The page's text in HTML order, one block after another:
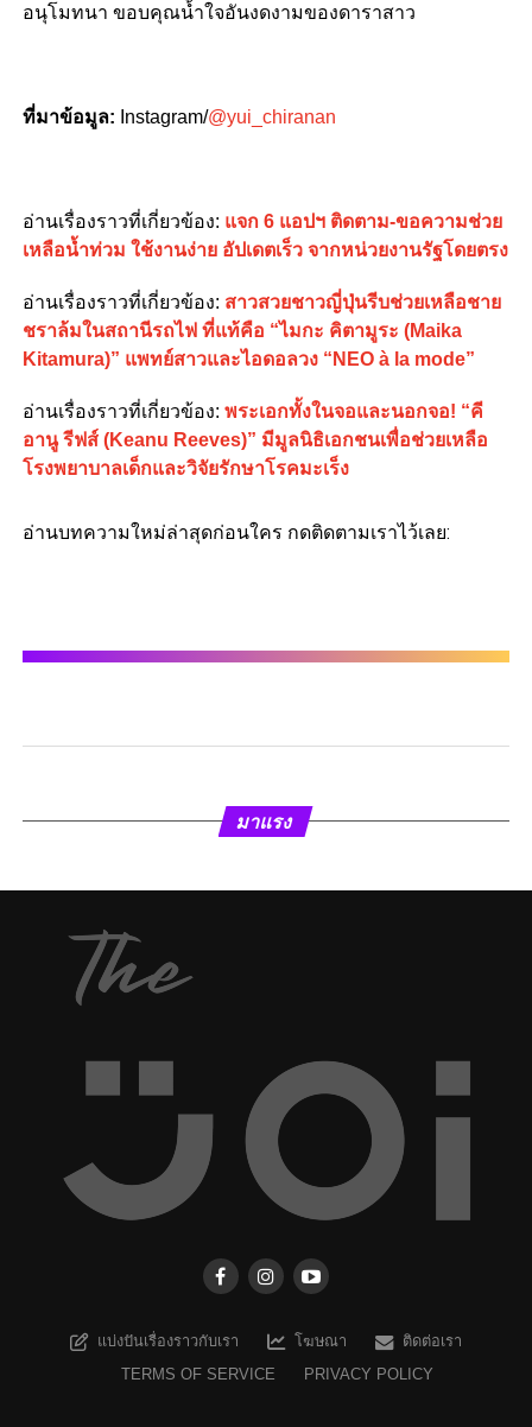
อนุโมทนา ขอบคุณน้ำใจอันงดงามของดาราสาว
ที่มาข้อมูล: Instagram/@yui_chiranan
อ่านเรื่องราวที่เกี่ยวข้อง: แจก 6 แอปฯ ติดตาม-ขอความช่วย
เหลือน้ำท่วม ใช้งานง่าย อัปเดตเร็ว จากหน่วยงานรัฐโดยตรง
อ่านเรื่องราวที่เกี่ยวข้อง: สาวสวยชาวญี่ปุ่นรีบช่วยเหลือชาย
ชราล้มในสถานีรถไฟ ที่แท้คือ “ไมกะ คิตามูระ (Maika
Kitamura)” แพทย์สาวและไอดอลวง “NEO à la mode”
อ่านเรื่องราวที่เกี่ยวข้อง: พระเอกทั้งในจอและนอกจอ! “คี
อานู รีฟส์ (Keanu Reeves)” มีมูลนิธิเอกชนเพื่อช่วยเหลือ
โรงพยาบาลเด็กและวิจัยรักษาโรคมะเร็ง
อ่านบทความใหม่ล่าสุดก่อนใคร กดติดตามเราไว้เลย:
มาแรง
แบ่งปันเรื่องราวกับเรา โฆษณา
ติดต่อเรา
TERMS OF SERVICE
PRIVACY POLICY